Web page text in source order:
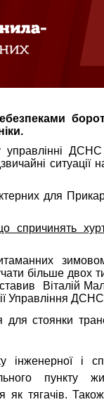
ДСНС
ситуації
для
спричинять
більше двох
Віталій
Управління ДСНС
для стоянки
інженерної і
пункту
як тягачів.